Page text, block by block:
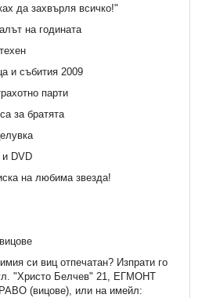
да захвърля всичко!"
на годината
и събития 2009
парти
за братята
DVD
на любима звезда!
си виц отпечатан? Изпрати го
"Христо Белчев" 21, ЕГМОНТ
(вицове), или на имейл: